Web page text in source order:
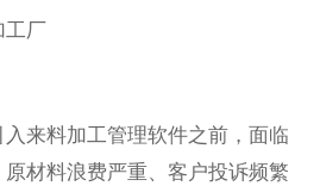
厂
来料加工管理软件之前，面临
材料浪费严重、客户投诉频繁